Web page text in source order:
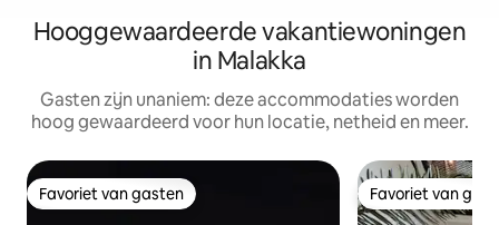
Hooggewaardeerde vakantiewoningen
in Malakka
Gasten zijn unaniem: deze accommodaties worden
hoog gewaardeerd voor hun locatie, netheid en meer.
Favoriet van gasten
Favoriet van gasten Favoriet van
Favoriet van